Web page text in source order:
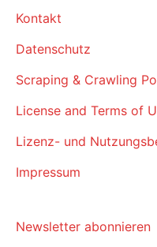
Kontakt
Datenschutz
Scraping & Crawling
License and Terms of
Lizenz- und
Impressum
Newsletter abonnieren